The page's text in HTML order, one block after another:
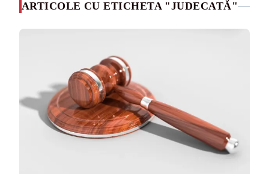
ARTICOLE CU ETICHETA "JUDECATĂ"